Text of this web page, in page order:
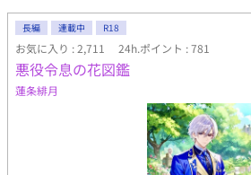
うして慧は颯にちゃんと恋をしてもらう
る！ 新婚夫夫のあまあまオメガバース
◆◇◆ 2023/9/9投稿→9/
♡ ベスト10入りありがとうございます
🥰♡ BL大賞初日6位スタートでした。あ
終結果8位でした🥰 ありがとうご
2024年 またBL大賞参加します。完結で
お願いします🩷 初日のrankingは３位で
ます( ﾉД`)🩷 2024/11/28 完結しました
長編 連載中 R18
お気に入り : 2,711 24h.ポイント : 781
悪役令息の花図鑑
蓮条緋月